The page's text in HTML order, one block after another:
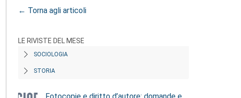
← Torna agli articoli
LE RIVISTE DEL MESE
SOCIOLOGIA
STORIA